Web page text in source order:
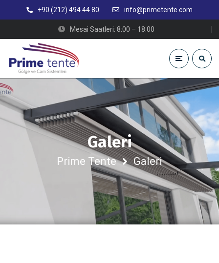
+90 (212) 494 44 80 info@primetente.com
Mesai Saatleri: 8:00 – 18:00
Galeri
Prime Tente Galeri